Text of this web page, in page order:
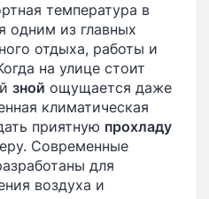
температура в
одним из главных
отдыха, работы и
на улице стоит
зной ощущается даже
климатическая
приятную прохладу
Современные
для
воздуха и